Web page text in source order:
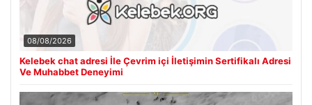
08/08/2026
Kelebek chat adresi İle Çevrim içi İletişimin Sertifikalı Adresi
Ve Muhabbet Deneyimi